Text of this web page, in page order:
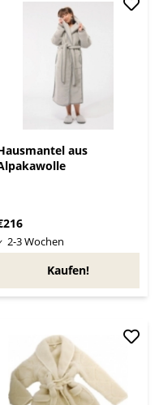
aus
Kaufen!